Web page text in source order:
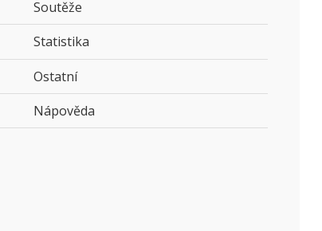
Soutěže
Statistika
Ostatníclick to expand contents
Nápověda